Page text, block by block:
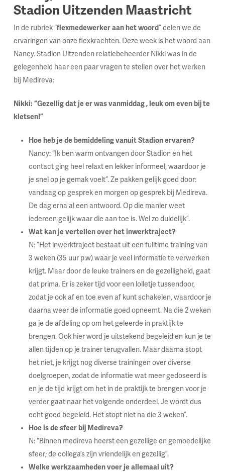
Stadion Uitzenden Maastricht
In de rubriek “flexmedewerker aan het woord” delen we de
ervaringen van onze flexkrachten. Deze week is het woord aan
Nancy. Stadion Uitzenden relatiebeheerder Nikki was in de
gelegenheid haar een paar vragen te stellen over het werken
bij Medireva:
Nikki: “Gezellig dat je er was vanmiddag , leuk om even bij te
kletsen!”
Hoe heb je de bemiddeling vanuit Stadion ervaren?
Nancy: “Ik ben warm ontvangen door Stadion en het
contact ging heel relaxt en lekker informeel, waardoor je
je snel op je gemak voelt”. Ze pakken gelijk goed door:
vandaag op gesprek en morgen op gesprek bij Medireva.
De dag erna al een antwoord. Op die manier weet
iedereen gelijk waar die aan toe is. Wel zo duidelijk”.
Wat kan je vertellen over het inwerktraject?
N: “Het inwerktraject bestaat uit een fulltime training van
3 weken (35 uur p.w) waar je veel informatie te verwerken
krijgt. Maar door de leuke trainers en de gezelligheid, gaat
dat prima. Er is zeker tijd voor een lolletje tussendoor,
zodat je ook af en toe even af kunt schakelen, waardoor je
daarna weer de informatie goed opneemt. Na die 2 weken
ga je de afdeling op om het geleerde in praktijk te
brengen. Ook hier word je uitstekend begeleid en kun je te
allen tijden op je trainer terugvallen. Maar daarna stopt
het niet, je krijgt nog diverse trainingen over diverse
doelgroepen, zodat de informatie wat meer gedoseerd is
en je de tijd krijgt om het in de praktijk te brengen voor je
verder gaat naar het volgende onderdeel. Je wordt dus
echt goed begeleid. Het stopt niet na die 3 weken”.
Hoe is de sfeer bij Medireva?
N: “Binnen medireva heerst een gezellige en gemoedelijke
sfeer; de collega’s zijn vriendelijk en gezellig”.
Welke werkzaamheden voer je allemaal uit?